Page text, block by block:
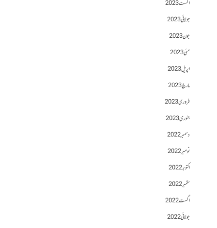
اگست 2023
جولائی 2023
جون 2023
مئی 2023
اپریل 2023
مارچ 2023
فروری 2023
جنوری 2023
دسمبر 2022
نومبر 2022
اکتوبر 2022
ستمبر 2022
اگست 2022
جولائی 2022